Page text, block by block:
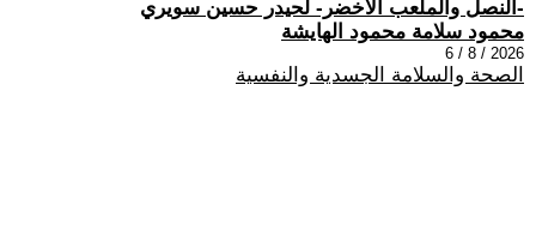
-النصل والملعب الأخضر- لحيدر حسين سويري
محمود سلامة محمود الهايشة
2026 / 8 / 6
الصحة والسلامة الجسدية والنفسية